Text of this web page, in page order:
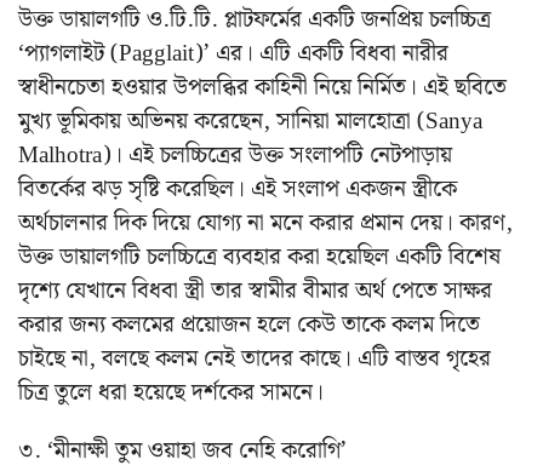
উক্ত ডায়ালগটি ও.টি.টি. প্লাটফর্মের একটি জনপ্রিয় চলচ্চিত্র
‘প্যাগলাইট (Pagglait)’ এর। এটি একটি বিধবা নারীর
স্বাধীনচেতা হওয়ার উপলব্ধির কাহিনী নিয়ে নির্মিত। এই ছবিতে
মুখ্য ভূমিকায় অভিনয় করেছেন, সানিয়া মালহোত্রা (Sanya
Malhotra)। এই চলচ্চিত্রের উক্ত সংলাপটি নেটপাড়ায়
বিতর্কের ঝড় সৃষ্টি করেছিল। এই সংলাপ একজন স্ত্রীকে
অর্থচালনার দিক দিয়ে যোগ্য না মনে করার প্রমান দেয়। কারণ,
উক্ত ডায়ালগটি চলচ্চিত্রে ব্যবহার করা হয়েছিল একটি বিশেষ
দৃশ্যে যেখানে বিধবা স্ত্রী তার স্বামীর বীমার অর্থ পেতে সাক্ষর
করার জন্য কলমের প্রয়োজন হলে কেউ তাকে কলম দিতে
চাইছে না, বলছে কলম নেই তাদের কাছে। এটি বাস্তব গৃহের
চিত্র তুলে ধরা হয়েছে দর্শকের সামনে।
৩. ‘মীনাক্ষী তুম ওয়াহা জব নেহি করোগি’